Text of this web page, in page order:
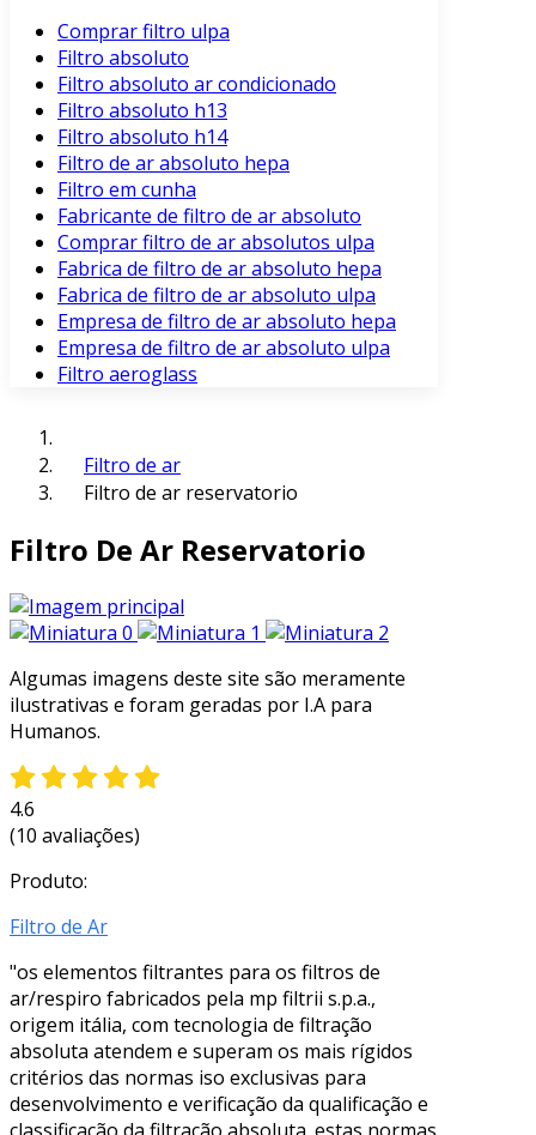
Comprar filtro ulpa
Filtro absoluto
Filtro absoluto ar condicionado
Filtro absoluto h13
Filtro absoluto h14
Filtro de ar absoluto hepa
Filtro em cunha
Fabricante de filtro de ar absoluto
Comprar filtro de ar absolutos ulpa
Fabrica de filtro de ar absoluto hepa
Fabrica de filtro de ar absoluto ulpa
Empresa de filtro de ar absoluto hepa
Empresa de filtro de ar absoluto ulpa
Filtro aeroglass
Filtro de ar
Filtro de ar reservatorio
Filtro De Ar Reservatorio
Algumas imagens deste site são meramente
ilustrativas e foram geradas por I.A para
Humanos.
4.6
(10 avaliações)
Produto:
Filtro de Ar
"os elementos filtrantes para os filtros de
ar/respiro fabricados pela mp filtrii s.p.a.,
origem itália, com tecnologia de filtração
absoluta atendem e superam os mais rígidos
critérios das normas iso exclusivas para
desenvolvimento e verificação da qualificação e